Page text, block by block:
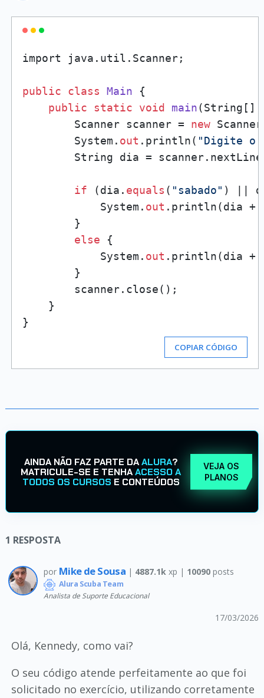
import java.util.Scanner;
public class Main {
public
static void main(String[]
        Scanner scanner =
new
        System.
out .println( "Digite o
String dia =
if (dia. equals ( "sabado" ) ||
            System.
out .println(dia +
        }
else {
            System.
out .println(dia +
        }
        scanner.close();
    }
COPIAR CÓDIGO
AINDA NÃO FAZ PARTE DAALURA?
MATRICULE-SE E TENHAACESSO A
TODOS OS CURSOS E CONTEÚDOS
VEJA OS
PLANOS
1 RESPOSTA
por Mike de Sousa | 4887.1kxp | 10090posts
Alura Scuba Team
Analista de Suporte Educacional
17/03/2026
Olá, Kennedy, como vai?
O seu código atende perfeitamente ao que foi
solicitado no exercício, utilizando corretamente